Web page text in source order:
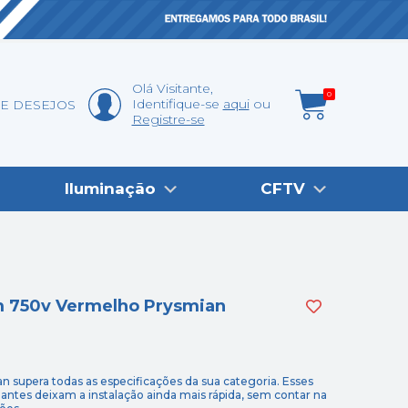
DESEJOS
Olá Visitante,
Identifique-se aqui
Registre-se
0
Iluminação CFTV
750v Vermelho Prysmian
supera todas as especificações da sua categoria. Esses
deixam a instalação ainda mais rápida, sem contar na